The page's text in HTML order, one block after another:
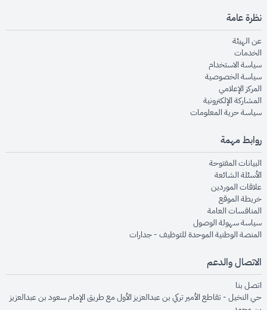
نظرة عامة
عن الهيئةopens in new window
الخدماتopens in new window
سياسة الاستخدام
سياسة الخصوصيةopens in new window
المركز الإعلاميopens in new window
المشاركة الإلكترونيةopens in new window
سياسة حرية المعلوماتopens in new window
روابط مهمة
البيانات المفتوحةopens in new window
الأسئلة الشائعةopens in new window
علاقات الموردينopens in new window
خريطة الموقعopens in new window
المنافسات العامةopens in new window
سياسة سهولة الوصولopens in new window
المنصة الوطنية الموحدة للتوظيف - جداراتopens in new window
الاتصال والدعم
اتصل بنا
حي النخيل - تقاطع الأمير تركي بن عبدالعزيز الأول مع طريق الإمام سعود بن عبدالعزيز